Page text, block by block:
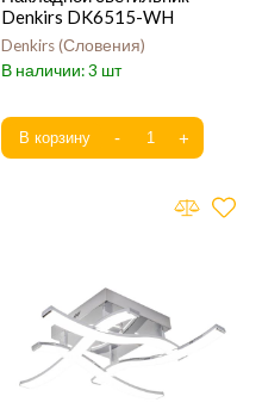
Denkirs DK6515-WH
Denkirs Словения
3